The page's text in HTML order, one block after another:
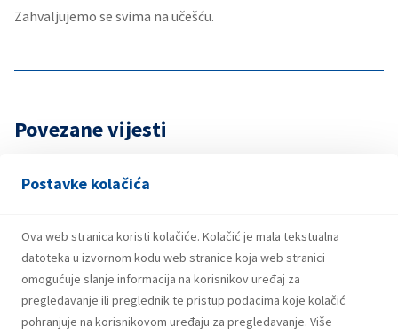
Postavke kolačića
Ova web stranica koristi kolačiće. Kolačić je mala tekstualna
datoteka u izvornom kodu web stranice koja web stranici
omogućuje slanje informacija na korisnikov uređaj za
pregledavanje ili preglednik te pristup podacima koje kolačić
pohranjuje na korisnikovom uređaju za pregledavanje. Više
Zahvaljujemo se svima na učešću.
Povezane vijesti
“Coca-Cola te rashladi, INA/EP CLUB te
nagradi!”